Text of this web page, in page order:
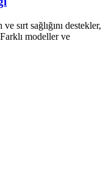
sırt sağlığını destekler,
modeller ve